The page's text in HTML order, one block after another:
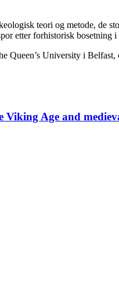
teori og metode, de
etter forhistorisk bosetning
Queen’s University i
Age and